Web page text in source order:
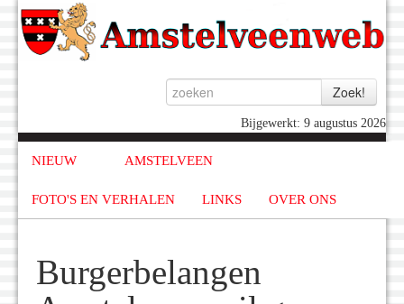
Bijgewerkt: 9 augustus 2026
NIEUW AMSTELVEEN
FOTO'S EN VERHALEN LINKS OVER ONS
Burgerbelangen